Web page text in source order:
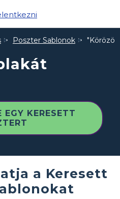
Poszter Sablonok
KERESETT
a Keresett